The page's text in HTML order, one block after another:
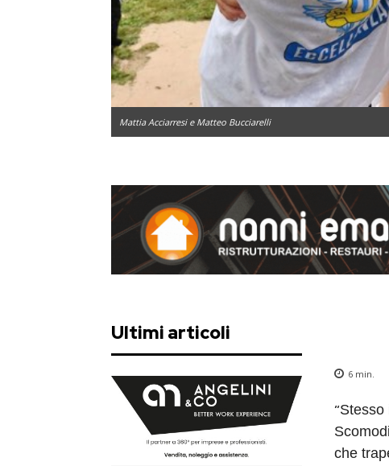
Mattia Acciarresi e Matteo Bucciarelli
Ultimi articoli
6 min.
“Stesso
che